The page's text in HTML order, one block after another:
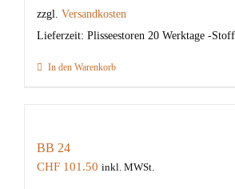
zzgl. Versandkosten
Lieferzeit: Plisseestoren 20 Werktage -
In den Warenkorb
BB 24
CHF 101.50 inkl. MWSt.